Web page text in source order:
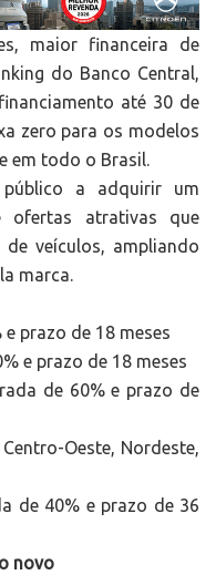
maior financeira de
do Banco Central,
até 30 de
zero para os modelos
em todo o Brasil.
a adquirir um
ofertas atrativas que
veículos, ampliando
marca.
e prazo de 18 meses
e prazo de 18 meses
de 60% e prazo de
Oeste, Nordeste,
de 40% e prazo de 36
novo